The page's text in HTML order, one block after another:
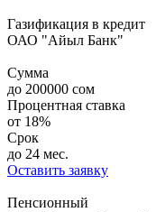
Газификация в кредит
ОАО "Айыл Банк"
Сумма
до 200000 сом
Процентная ставка
от 18%
Срок
до 24 мес.
Оставить заявку
Пенсионный